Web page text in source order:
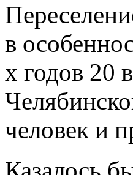
в
х годов 20
человек и